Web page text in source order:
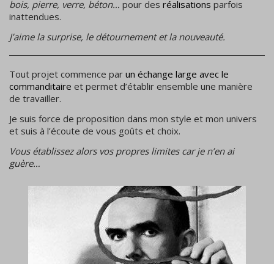
bois, pierre, verre, béton… pour des réalisations parfois
inattendues.
J’aime la surprise, le détournement et la nouveauté.
Tout projet commence par un échange large avec le
commanditaire et permet d’établir ensemble une manière
de travailler.
Je suis force de proposition dans mon style et mon univers
et suis à l’écoute de vous goûts et choix.
Vous établissez alors vos propres limites car je n’en ai
guère…